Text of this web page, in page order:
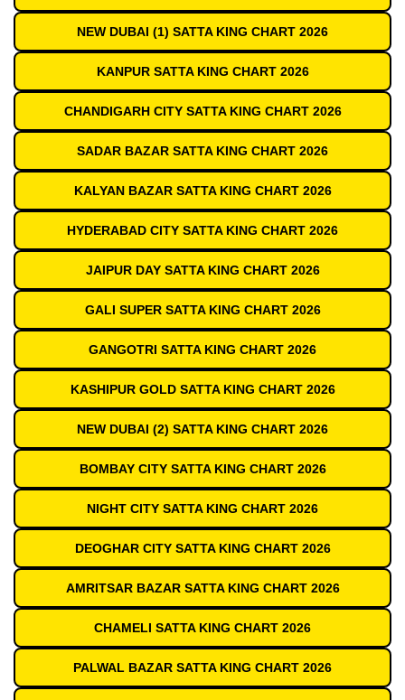
NEW DUBAI (1) SATTA KING CHART 2026
KANPUR SATTA KING CHART 2026
CHANDIGARH CITY SATTA KING CHART 2026
SADAR BAZAR SATTA KING CHART 2026
KALYAN BAZAR SATTA KING CHART 2026
HYDERABAD CITY SATTA KING CHART 2026
JAIPUR DAY SATTA KING CHART 2026
GALI SUPER SATTA KING CHART 2026
GANGOTRI SATTA KING CHART 2026
KASHIPUR GOLD SATTA KING CHART 2026
NEW DUBAI (2) SATTA KING CHART 2026
BOMBAY CITY SATTA KING CHART 2026
NIGHT CITY SATTA KING CHART 2026
DEOGHAR CITY SATTA KING CHART 2026
AMRITSAR BAZAR SATTA KING CHART 2026
CHAMELI SATTA KING CHART 2026
PALWAL BAZAR SATTA KING CHART 2026